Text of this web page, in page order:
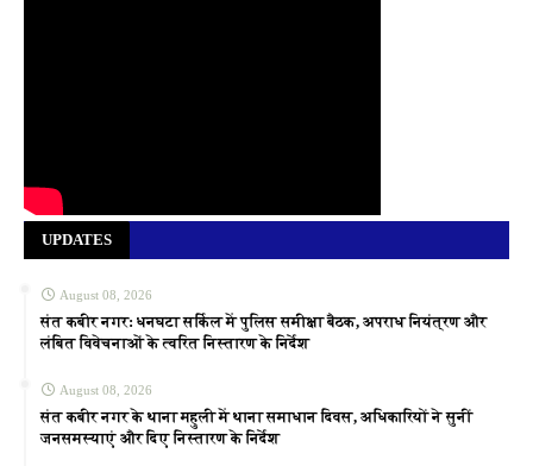
UPDATES
August 08, 2026
संत कबीर नगर: धनघटा सर्किल में पुलिस समीक्षा बैठक, अपराध नियंत्रण और
लंबित विवेचनाओं के त्वरित निस्तारण के निर्देश
August 08, 2026
संत कबीर नगर के थाना महुली में थाना समाधान दिवस, अधिकारियों ने सुनीं
जनसमस्याएं और दिए निस्तारण के निर्देश